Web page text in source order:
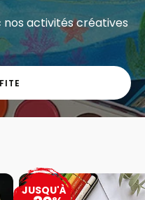
nos activités créatives
JUSQU'À